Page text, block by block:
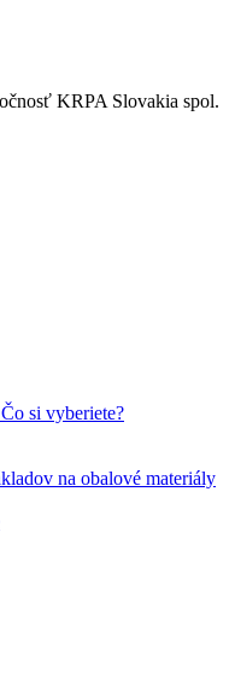
KRPA Slovakia spol.
si vyberiete?
na obalové materiály